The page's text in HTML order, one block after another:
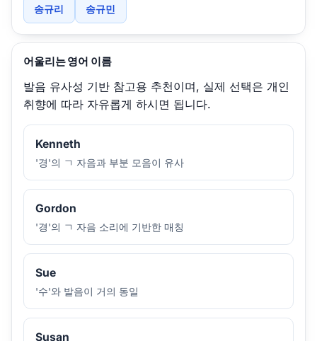
송규리 송규민
어울리는 영어 이름
발음 유사성 기반 참고용 추천이며, 실제 선택은 개인
취향에 따라 자유롭게 하시면 됩니다.
Kenneth
'경'의 ㄱ 자음과 부분 모음이 유사
Gordon
'경'의 ㄱ 자음 소리에 기반한 매칭
Sue
'수'와 발음이 거의 동일
Susan